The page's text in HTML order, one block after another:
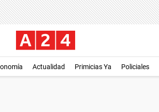
Actualidad Primicias Ya Policiales